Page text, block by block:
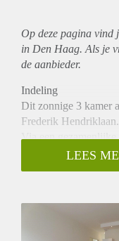
Op deze pagina
in Den Haag. Als je
de aanbieder.
Indeling
Dit zonnige 3 kamer
Frederik Hendriklaan.
Via een
verdieping met een
woonkamer voorzien
twee slaapkamers,
LEES